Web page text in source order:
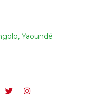
Yaoundé